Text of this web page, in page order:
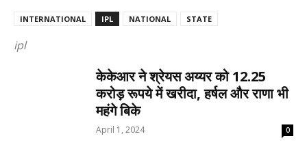
INTERNATIONAL IPL NATIONAL STATE
ipl
केकेआर ने श्रेयस अय्यर को 12.25
करोड़ रूपये में खरीदा, हर्षल और राणा भी
महंगे बिके
April 1, 2024 0